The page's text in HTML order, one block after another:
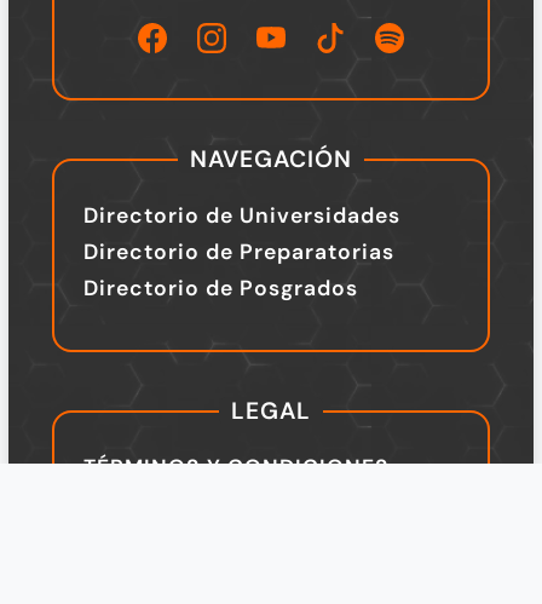
NAVEGACIÓN
Directorio de Universidades
Directorio de Preparatorias
Directorio de Posgrados
LEGAL
TÉRMINOS Y CONDICIONES